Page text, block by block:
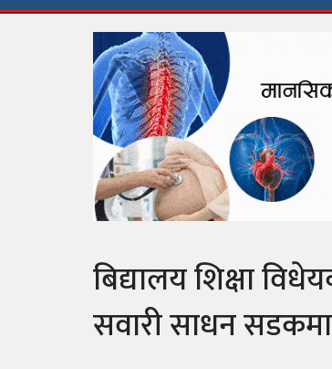
बिद्यालय शिक्षा
सवारी साधन सडकमा